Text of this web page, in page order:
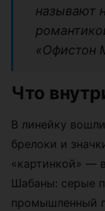
называют
«Офистон
Что
В линейку
брелоки и
«картинкой» —
Шабаны: серые
промышленный